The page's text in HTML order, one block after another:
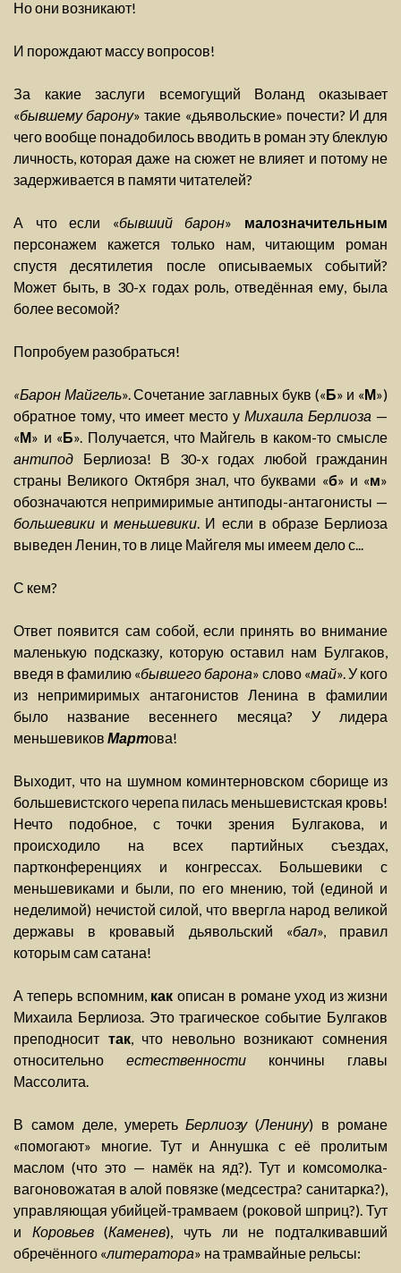
Но они возникают!
И порождают массу вопросов!
За какие заслуги всемогущий Воланд оказывает
«бывшему барону» такие «дьявольские» почести? И для
чего вообще понадобилось вводить в роман эту блеклую
личность, которая даже на сюжет не влияет и потому не
задерживается в памяти читателей?
А что если «бывший барон» малозначительным
персонажем кажется только нам, читающим роман
спустя десятилетия после описываемых событий?
Может быть, в 30-х годах роль, отведённая ему, была
более весомой?
Попробуем разобраться!
«Барон Майгель». Сочетание заглавных букв («Б» и «М»)
обратное тому, что имеет место у Михаила Берлиоза —
«М» и «Б». Получается, что Майгель в каком-то смысле
антипод Берлиоза! В 30-х годах любой гражданин
страны Великого Октября знал, что буквами «б» и «м»
обозначаются непримиримые антиподы-антагонисты —
большевики именьшевики. И если в образе Берлиоза
выведен Ленин, то в лице Майгеля мы имеем дело с...
С кем?
Ответ появится сам собой, если принять во внимание
маленькую подсказку, которую оставил нам Булгаков,
введя в фамилию «бывшего барона» слово «май». У кого
из непримиримых антагонистов Ленина в фамилии
было название весеннего месяца? У лидера
меньшевиков Мартова!
Выходит, что на шумном коминтерновском сборище из
большевистского черепа пилась меньшевистская кровь!
Нечто подобное, с точки зрения Булгакова, и
происходило на всех партийных съездах,
партконференциях и конгрессах. Большевики с
меньшевиками и были, по его мнению, той (единой и
неделимой) нечистой силой, что ввергла народ великой
державы в кровавый дьявольский «бал», правил
которым сам сатана!
А теперь вспомним, как описан в романе уход из жизни
Михаила Берлиоза. Это трагическое событие Булгаков
преподносит так, что невольно возникают сомнения
относительно естественности кончины главы
Массолита.
В самом деле, умеретьБерлиозу(Ленину) в романе
«помогают» многие. Тут и Аннушка с её пролитым
маслом (что это — намёк на яд?). Тут и комсомолка-
вагоновожатая в алой повязке (медсестра? санитарка?),
управляющая убийцей-трамваем (роковой шприц?). Тут
и Коровьев(Каменев), чуть ли не подталкивавший
обречённого «литератора» на трамвайные рельсы: